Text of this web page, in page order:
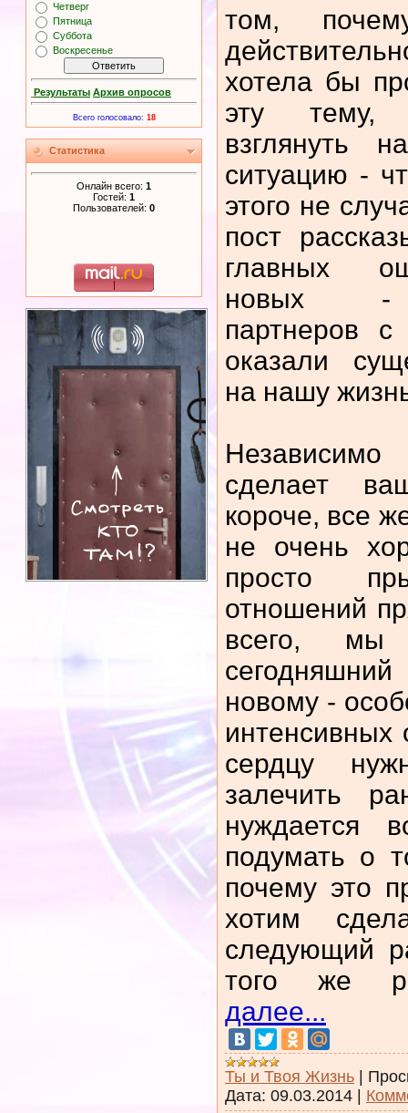
Четверг
Пятница
Суббота
Воскресенье
Результаты Архив опросов
Всего голосовало: 18
Статистика
Онлайн всего: 1
Гостей: 1
Пользователей: 0
том,
хотела бы
эту тему,
взглянуть
ситуацию -
этого не
пост
главных
новых -
партнеров
оказали
на нашу
сделает
короче, все
не очень
просто
отношений
всего,
новому -
сердцу
залечить
нуждается
подумать о
почему это
хотим
следующий
того же
далее...
Ты и Твоя Жизнь
Дата: 09.03.2014